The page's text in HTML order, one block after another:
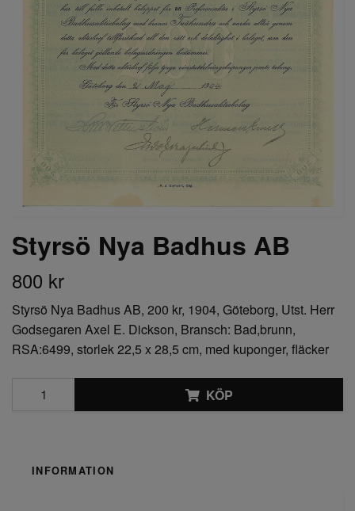
Styrsö Nya Badhus AB
800 kr
Styrsö Nya Badhus AB, 200 kr, 1904, Göteborg, Utst. Herr
Godsegaren Axel E. Dickson, Bransch: Bad,brunn,
RSA:6499, storlek 22,5 x 28,5 cm, med kuponger, fläcker
KÖP
INFORMATION